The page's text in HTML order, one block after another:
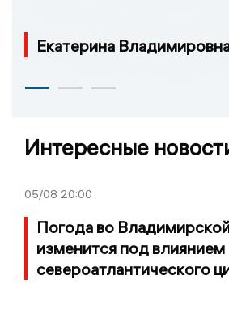
Екатерина
Интересные
05/08 20:00
Погода во
изменится под влиянием
североатлантического